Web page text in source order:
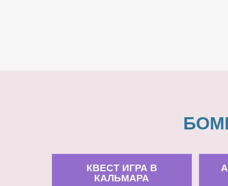
КВЕСТ ИГРА В
КАЛЬМАРА